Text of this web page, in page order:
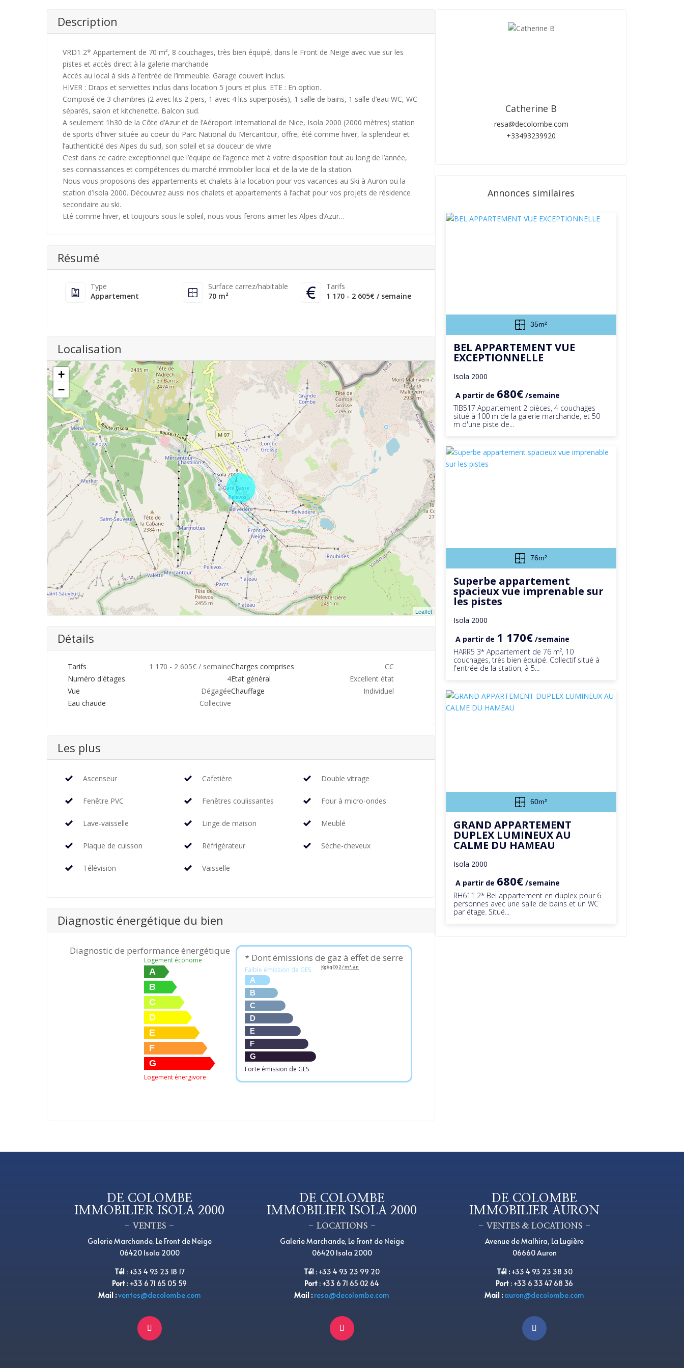
Description
VRD1 2* Appartement de 70 m², 8 couchages, très bien équipé, dans le Front de Neige avec vue sur les
pistes et accès direct à la galerie marchande
Accès au local à skis à l’entrée de l’immeuble. Garage couvert inclus.
HIVER : Draps et serviettes inclus dans location 5 jours et plus. ETE : En option.
Composé de 3 chambres (2 avec lits 2 pers, 1 avec 4 lits superposés), 1 salle de bains, 1 salle d’eau WC, WC
séparés, salon et kitchenette. Balcon sud.
A seulement 1h30 de la Côte d’Azur et de l’Aéroport International de Nice, Isola 2000 (2000 mètres) station
de sports d’hiver située au coeur du Parc National du Mercantour, offre, été comme hiver, la splendeur et
l’authenticité des Alpes du sud, son soleil et sa douceur de vivre.
C’est dans ce cadre exceptionnel que l’équipe de l’agence met à votre disposition tout au long de l’année,
ses connaissances et compétences du marché immobilier local et de la vie de la station.
Nous vous proposons des appartements et chalets à la location pour vos vacances au Ski à Auron ou la
station d’Isola 2000. Découvrez aussi nos chalets et appartements à l’achat pour vos projets de résidence
secondaire au ski.
Eté comme hiver, et toujours sous le soleil, nous vous ferons aimer les Alpes d’Azur…
Résumé
Type
Appartement
Surface carrez/habitable
70 m²
Tarifs
1 170 - 2 605€ / semaine
Localisation
+
−
Leaflet
Détails
Tarifs 1 170 - 2 605€ / semaineCharges comprises
CC
Numéro d'étages
4Etat général
Excellent état
Vue
DégagéeChauffage
Individuel
Eau chaude
Collective
Les plus
Ascenseur Cafetière Double vitrage
Fenêtre PVC Fenêtres coulissantes Four à micro-ondes
Lave-vaisselle Linge de maison Meublé
Plaque de cuisson Réfrigérateur Sèche-cheveux
Télévision Vaisselle
Diagnostic énergétique du bien
Diagnostic de performance énergétique
Logement économe
A
B
C
D
E
F
G
Logement énergivore
* Dont émissions de gaz à effet de serre
Faible émission de GES
A
B
C
D
E
F
G
Forte émission de GES
KgéqCO2 / m².an
Catherine B
resa@decolombe.com
+33493239920
Annonces similaires
35m²
BEL APPARTEMENT VUE
EXCEPTIONNELLE
Isola 2000
A partir de 680€ /semaine
TIB517 Appartement 2 pièces, 4 couchages
situé à 100 m de la galerie marchande, et 50
m d'une piste de...
76m²
Superbe appartement
spacieux vue imprenable sur
les pistes
Isola 2000
A partir de 1 170€ /semaine
HARR5 3* Appartement de 76 m², 10
couchages, très bien équipé. Collectif situé à
l'entrée de la station, à 5...
60m²
GRAND APPARTEMENT
DUPLEX LUMINEUX AU
CALME DU HAMEAU
Isola 2000
A partir de 680€ /semaine
RH611 2* Bel appartement en duplex pour 6
personnes avec une salle de bains et un WC
par étage. Situé...
DE COLOMBE
IMMOBILIER ISOLA 2000
– VENTES –
Galerie Marchande, Le Front de Neige
06420 Isola 2000
Tél : +33 4 93 23 18 17
Port : +33 6 71 65 05 59
Mail :ventes@decolombe.com
DE COLOMBE
IMMOBILIER ISOLA 2000
– LOCATIONS –
Galerie Marchande, Le Front de Neige
06420 Isola 2000
Tél : +33 4 93 23 99 20
Port : +33 6 71 65 02 64
Mail : resa@decolombe.com
DE COLOMBE
IMMOBILIER AURON
– VENTES & LOCATIONS –
Avenue de Malhira, La Lugière
06660 Auron
Tél :+33 4 93 23 38 30
Port : +33 6 33 47 68 36
Mail : auron@decolombe.com